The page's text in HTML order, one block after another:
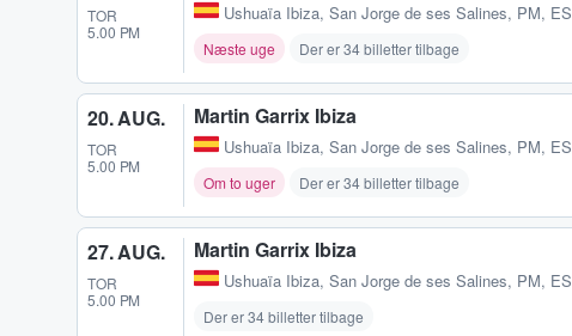
TOR
5.00 PM
Ushuaïa Ibiza, San Jorge de ses Salines, PM, ES
Næste uge Der er 34 billetter tilbage
20. AUG.
TOR
5.00 PM
Martin Garrix Ibiza
Ushuaïa Ibiza, San Jorge de ses Salines, PM, ES
Om to uger Der er 34 billetter tilbage
27. AUG.
TOR
5.00 PM
Martin Garrix Ibiza
Ushuaïa Ibiza, San Jorge de ses Salines, PM, ES
Der er 34 billetter tilbage